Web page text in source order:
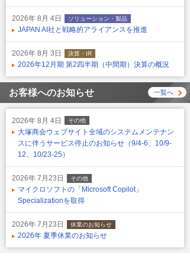
2026年 8月 4日 ソリューション・製品
JAPAN AI社と戦略的アライアンスを推進
2026年 8月 3日 決算・IR
2026年12月期 第2四半期（中間期）決算の概況
お客様へのお知らせ 一覧へ
2026年 8月 4日 その他
大塚商会ウェブサイト全域のシステムメンテナン
スに伴うサービス停止のお知らせ（9/4-6、10/9-
12、10/23-25）
2026年 7月23日 その他
マイクロソフトの「Microsoft Copilot」
Specializationを取得
2026年 7月23日 休業のお知らせ
2026年 夏季休業のお知らせ